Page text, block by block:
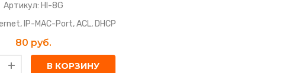
Артикул: HI-8G
IP-MAC-Port, ACL, DHCP
80 руб.
+ В КОРЗИНУ